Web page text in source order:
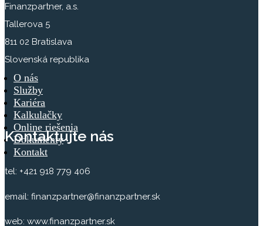
Finanzpartner, a.s.
Tallerova 5
811 02 Bratislava
Slovenská republika
O nás
Služby
Kariéra
Kalkulačky
Online riešenia
Dokumenty
Kontakt
Kontaktujte nás
tel: +421 918 779 406
email: finanzpartner@finanzpartner.sk
web: www.finanzpartner.sk